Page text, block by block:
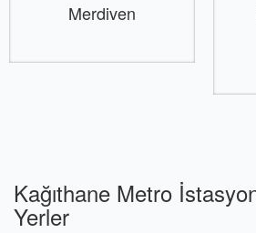
Merdiven
Kağıthane Metro
Yerler